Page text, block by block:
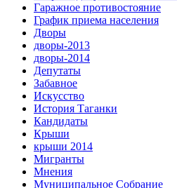
Гаражное противостояние
График приема населения
Дворы
дворы-2013
дворы-2014
Депутаты
Забавное
Искусство
История Таганки
Кандидаты
Крыши
крыши 2014
Мигранты
Мнения
Муниципальное Собрание